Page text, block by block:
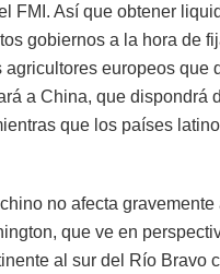
FMI. Así que obtener
gobiernos a la hora de
europeos que
a China, que
que los países
no afecta gravemente
que ve en
al sur del Río Bravo